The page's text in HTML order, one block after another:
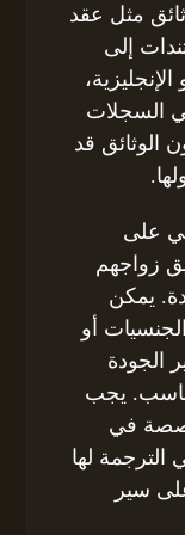
مثل عقد
إلى
السجلات
الوثائق قد
على
زواجهم
يمكن
أو
الجودة
يجب
في
الترجمة لها
سير